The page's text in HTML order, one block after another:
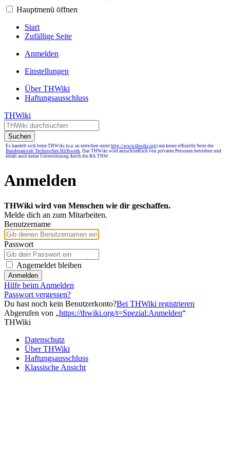
Hauptmenü öffnen
Start
Zufällige Seite
Anmelden
Einstellungen
Über THWiki
Haftungsausschluss
THWiki
Suchen
Es handelt sich beim THWiki (u.a. zu erreichen unter http://www.thwiki.org) um keine offizielle Seite der
Bundesanstalt Technisches Hilfswerk. Das THWiki wird ausschließlich von privaten Personen betrieben und
erhält auch keine Unterstützung durch die BA THW.
Anmelden
THWiki wird von Menschen wie dir geschaffen.
Melde dich an zum Mitarbeiten.
Benutzername
Passwort
Angemeldet bleiben
Anmelden
Hilfe beim Anmelden
Passwort vergessen?
Du hast noch kein Benutzerkonto?Bei THWiki registrieren
Abgerufen von „https://thwiki.org/t=Spezial:Anmelden“
THWiki
Datenschutz
Über THWiki
Haftungsausschluss
Klassische Ansicht